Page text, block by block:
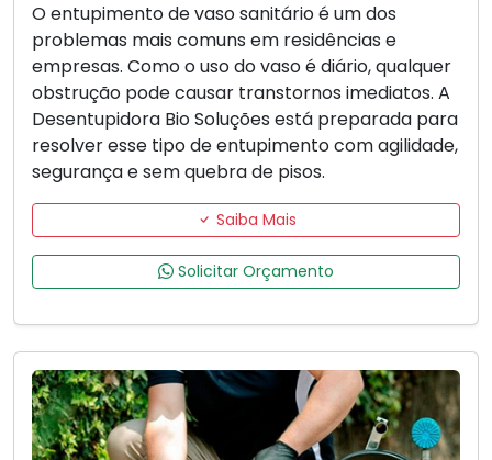
O entupimento de vaso sanitário é um dos
problemas mais comuns em residências e
empresas. Como o uso do vaso é diário, qualquer
obstrução pode causar transtornos imediatos. A
Desentupidora Bio Soluções está preparada para
resolver esse tipo de entupimento com agilidade,
segurança e sem quebra de pisos.
Saiba Mais
Solicitar Orçamento